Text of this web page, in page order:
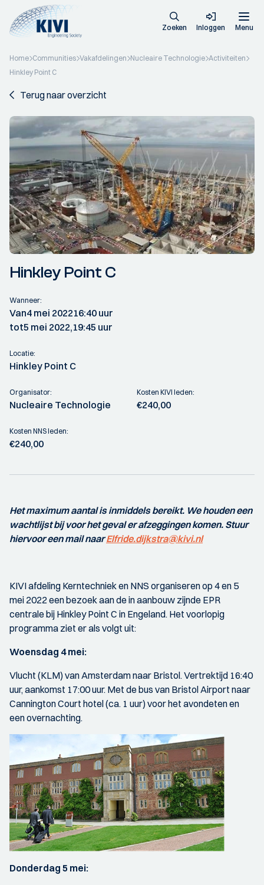
Zoeken Inloggen Menu
Home Communities Vakafdelingen Nucleaire Technologie Activiteiten
Hinkley Point C
Terug naar overzicht
Hinkley Point C
Wanneer:
Van4 mei 202216:40 uur
tot5 mei 2022,19:45 uur
Locatie:
Hinkley Point C
Organisator:
Nucleaire Technologie
Kosten KIVI leden:
€240,00
Kosten NNS leden:
€240,00
Het maximum aantal is inmiddels bereikt. We houden een
wachtlijst bij voor het geval er afzeggingen komen. Stuur
hiervoor een mail naarElfride.dijkstra@kivi.nl
KIVI afdeling Kerntechniek en NNS organiseren op 4 en 5
mei 2022 een bezoek aan de in aanbouw zijnde EPR
centrale bij Hinkley Point C in Engeland. Het voorlopig
programma ziet er als volgt uit:
Woensdag 4 mei:
Vlucht (KLM) van Amsterdam naar Bristol. Vertrektijd 16:40
uur, aankomst 17:00 uur. Met de bus van Bristol Airport naar
Cannington Court hotel (ca. 1 uur) voor het avondeten en
een overnachting.
Donderdag 5 mei: